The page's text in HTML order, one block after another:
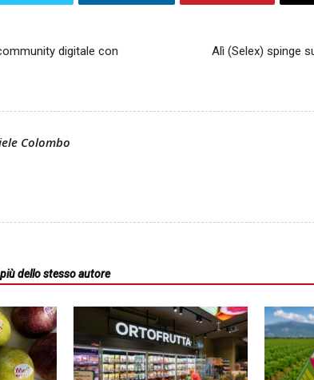
digitale con
Alì (Selex) spinge
Colombo
dello stesso autore